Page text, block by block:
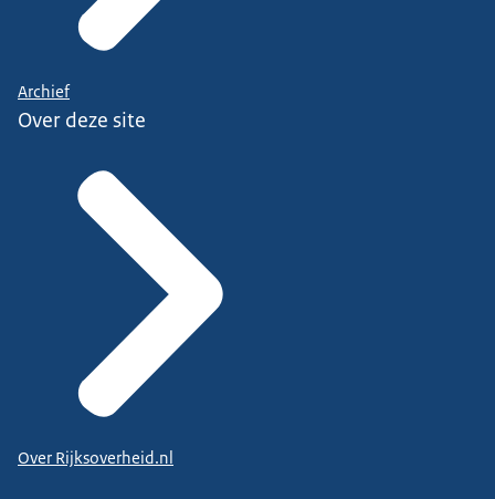
Archief
Over deze site
Over Rijksoverheid.nl